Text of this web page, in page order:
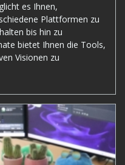
es Ihnen,
Plattformen zu
bis hin zu
bietet Ihnen die Tools,
Visionen zu